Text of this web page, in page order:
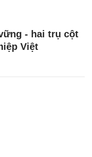
- hai trụ cột
Việt